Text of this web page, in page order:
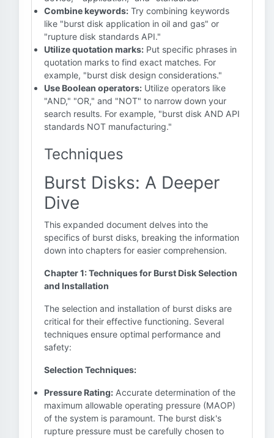
Combine keywords: Try combining keywords
like "burst disk application in oil and gas" or
"rupture disk standards API."
Utilize quotation marks: Put specific phrases in
quotation marks to find exact matches. For
example, "burst disk design considerations."
Use Boolean operators: Utilize operators like
"AND," "OR," and "NOT" to narrow down your
search results. For example, "burst disk AND API
standards NOT manufacturing."
Techniques
Burst Disks: A Deeper
Dive
This expanded document delves into the
specifics of burst disks, breaking the information
down into chapters for easier comprehension.
Chapter 1: Techniques for Burst Disk Selection
and Installation
The selection and installation of burst disks are
critical for their effective functioning. Several
techniques ensure optimal performance and
safety:
Selection Techniques:
Pressure Rating: Accurate determination of the
maximum allowable operating pressure (MAOP)
of the system is paramount. The burst disk's
rupture pressure must be carefully chosen to